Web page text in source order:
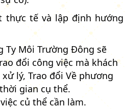
thực tế và lập định hướng
Ty Môi Trường Đông sẽ
đổi công việc mà khách
lý, Trao đổi Về phương
gian cụ thể.
củ thể cần làm.